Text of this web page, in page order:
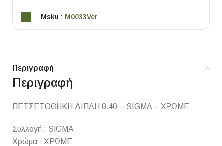
Msku : M0033Ver
Περιγραφή
Περιγραφή
ΠΕΤΣΕΤΟΘΗΚΗ ΔΙΠΛΗ 0.40 – SIGMA – ΧΡΩΜΕ
Συλλογή : SIGMA
Χρώμα : ΧΡΩΜΕ